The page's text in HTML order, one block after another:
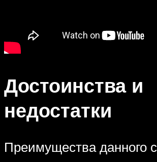
Достоинства и
недостатки
Преимущества данного